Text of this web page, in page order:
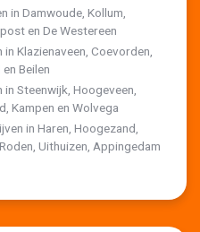
in Damwoude, Kollum,
en De Westereen
Klazienaveen, Coevorden,
Beilen
Steenwijk, Hoogeveen,
Kampen en Wolvega
in Haren, Hoogezand,
Uithuizen, Appingedam